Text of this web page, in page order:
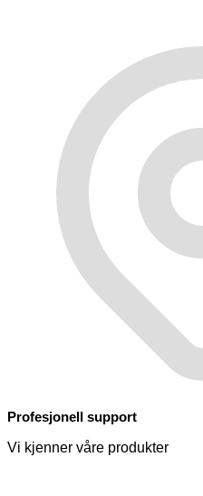
Profesjonell support
Vi kjenner våre produkter